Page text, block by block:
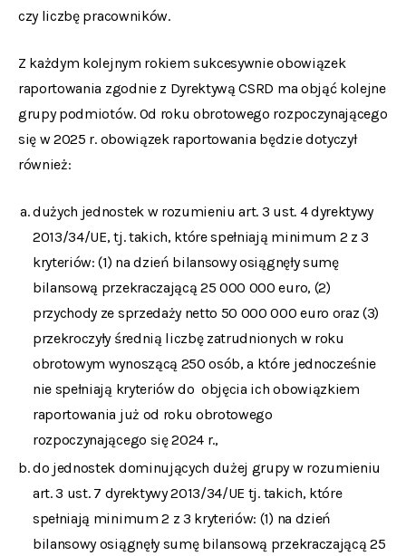
czy liczbę pracowników.
Z każdym kolejnym rokiem sukcesywnie obowiązek
raportowania zgodnie z Dyrektywą CSRD ma objąć kolejne
grupy podmiotów. Od roku obrotowego rozpoczynającego
się w 2025 r. obowiązek raportowania będzie dotyczył
również:
dużych jednostek w rozumieniu art. 3 ust. 4 dyrektywy
2013/34/UE, tj. takich, które spełniają minimum 2 z 3
kryteriów: (1) na dzień bilansowy osiągnęły sumę
bilansową przekraczającą 25 000 000 euro, (2)
przychody ze sprzedaży netto 50 000 000 euro oraz (3)
przekroczyły średnią liczbę zatrudnionych w roku
obrotowym wynoszącą 250 osób, a które jednocześnie
nie spełniają kryteriów do objęcia ich obowiązkiem
raportowania już od roku obrotowego
rozpoczynającego się 2024 r.,
do jednostek dominujących dużej grupy w rozumieniu
art. 3 ust. 7 dyrektywy 2013/34/UE tj. takich, które
spełniają minimum 2 z 3 kryteriów: (1) na dzień
bilansowy osiągnęły sumę bilansową przekraczającą 25